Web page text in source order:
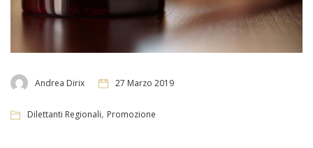
Andrea Dirix 27 Marzo 2019
Dilettanti Regionali, Promozione